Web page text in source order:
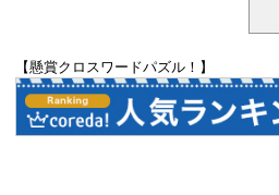
【懸賞クロスワードパズル！】